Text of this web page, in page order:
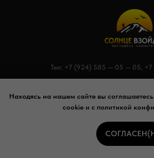
Находясь на нашем сайте вы
cookie и с политикой
Тел: +7 (924) 585 — 05 — 05
ИНН 4 100 053 564 | ОГРН 1
Работаем официально. Вы в надёжных
тоже.